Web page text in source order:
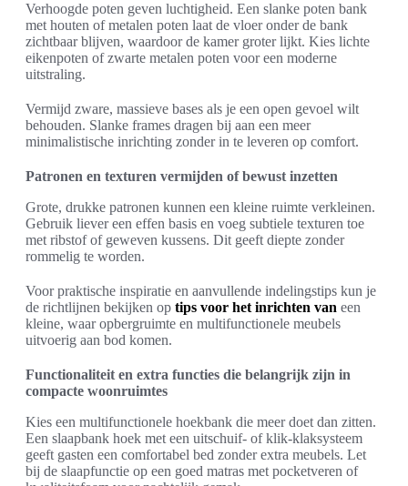
Verhoogde poten geven luchtigheid. Een slanke poten bank
met houten of metalen poten laat de vloer onder de bank
zichtbaar blijven, waardoor de kamer groter lijkt. Kies lichte
eikenpoten of zwarte metalen poten voor een moderne
uitstraling.
Vermijd zware, massieve bases als je een open gevoel wilt
behouden. Slanke frames dragen bij aan een meer
minimalistische inrichting zonder in te leveren op comfort.
Patronen en texturen vermijden of bewust inzetten
Grote, drukke patronen kunnen een kleine ruimte verkleinen.
Gebruik liever een effen basis en voeg subtiele texturen toe
met ribstof of geweven kussens. Dit geeft diepte zonder
rommelig te worden.
Voor praktische inspiratie en aanvullende indelingstips kun je
de richtlijnen bekijken op tips voor het inrichten van een
kleine, waar opbergruimte en multifunctionele meubels
uitvoerig aan bod komen.
Functionaliteit en extra functies die belangrijk zijn in
compacte woonruimtes
Kies een multifunctionele hoekbank die meer doet dan zitten.
Een slaapbank hoek met een uitschuif- of klik-klaksysteem
geeft gasten een comfortabel bed zonder extra meubels. Let
bij de slaapfunctie op een goed matras met pocketveren of